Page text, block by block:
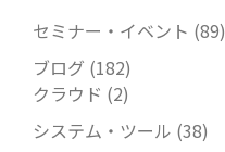
セミナー・イベント (89)
ブログ (182)
クラウド (2)
システム・ツール (38)